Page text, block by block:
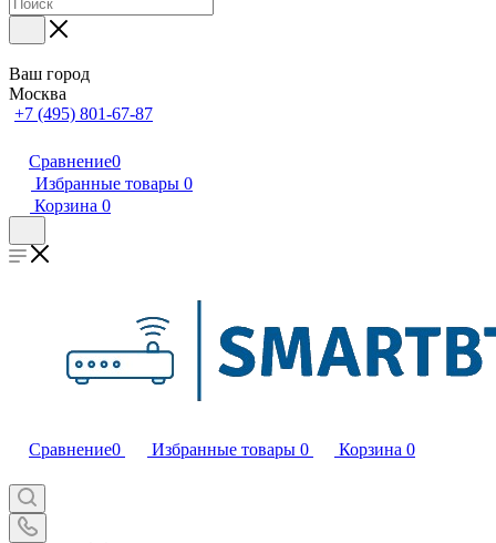
Ваш город
Москва
+7 (495) 801-67-87
Сравнение0
Избранные товары 0
Корзина 0
Сравнение0 Избранные товары 0 Корзина 0